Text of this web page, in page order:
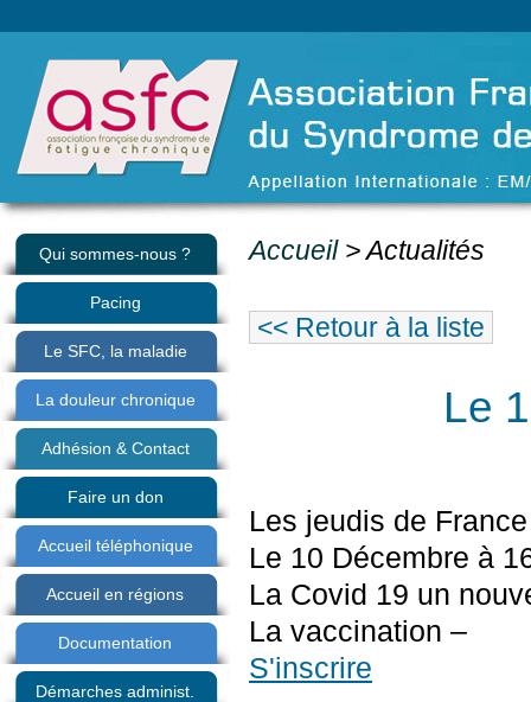
Accueil> Actualités
<< Retour à la liste
Le
Les jeudis de
Le 10 Décembre à
La Covid 19 un
La vaccination –
S'inscrire
Qui sommes-nous ?
Pacing
Le SFC, la maladie
La douleur chronique
Adhésion & Contact
Faire un don
Accueil téléphonique
Accueil en régions
Documentation
Démarches administ.